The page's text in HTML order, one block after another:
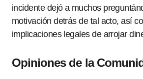
incidente dejó a muchos
motivación detrás de tal acto, así
implicaciones legales de arrojar
Opiniones de la